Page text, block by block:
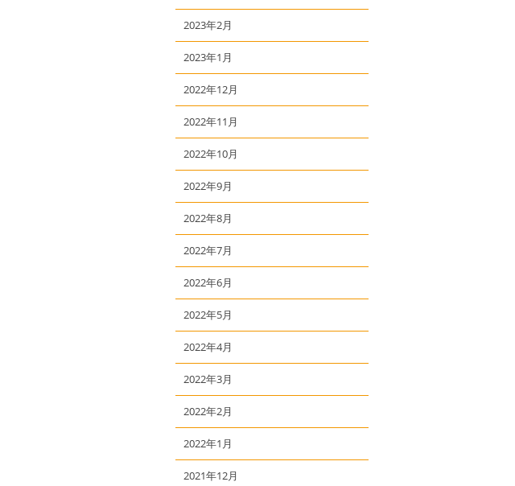
2023年2月
2023年1月
2022年12月
2022年11月
2022年10月
2022年9月
2022年8月
2022年7月
2022年6月
2022年5月
2022年4月
2022年3月
2022年2月
2022年1月
2021年12月